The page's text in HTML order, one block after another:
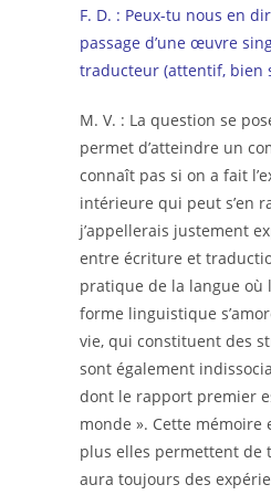
F. D. : Peux-tu nous en
passage d’une œuvre
traducteur (attentif, bien
M. V. : La question se
permet d’atteindre un
connaît pas si on a fait
intérieure qui peut s’en
j’appellerais justement
entre écriture et
pratique de la langue où
forme linguistique
vie, qui constituent des
sont également
dont le rapport premier
monde ». Cette
plus elles permettent de
aura toujours des